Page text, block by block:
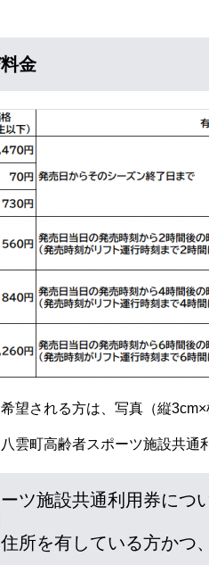
金
される方は、写真（縦3cm×
町高齢者スポーツ施設共通
ツ施設共通利用券につ
所を有している方かつ